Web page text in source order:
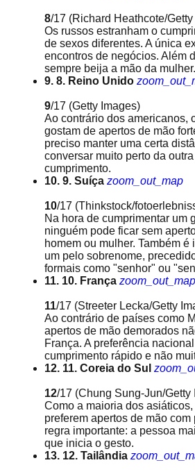
8/17 (Richard Heathcote/
Os russos estranham o
de sexos diferentes. A única
encontros de negócios. Além
sempre beija a mão da mulher.
9. 8. Reino Unido
9/17 (Getty Images)
Ao contrário dos americanos,
gostam de apertos de mão
preciso manter uma certa
conversar muito perto da
cumprimento.
10. 9. Suíça zoom_out_map
10/17 (Thinkstock/
Na hora de cumprimentar um
ninguém pode ficar sem
homem ou mulher. Também é
um pelo sobrenome,
formais como "senhor" ou
11. 10. França zoom_out_map
11/17 (Streeter Lecka/Getty
Ao contrário de países como
apertos de mão demorados
França. A preferência
cumprimento rápido e não
12. 11. Coreia do Sul
12/17 (Chung Sung-Jun/Getty
Como a maioria dos
preferem apertos de mão com
regra importante: a pessoa
que inicia o gesto.
13. 12. Tailândia